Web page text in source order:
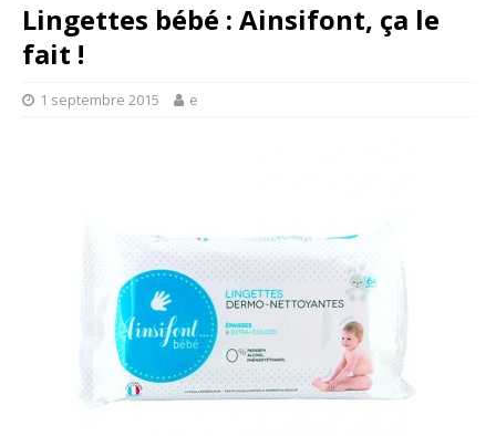
Lingettes bébé : Ainsifont, ça le
fait !
1 septembre 2015 e